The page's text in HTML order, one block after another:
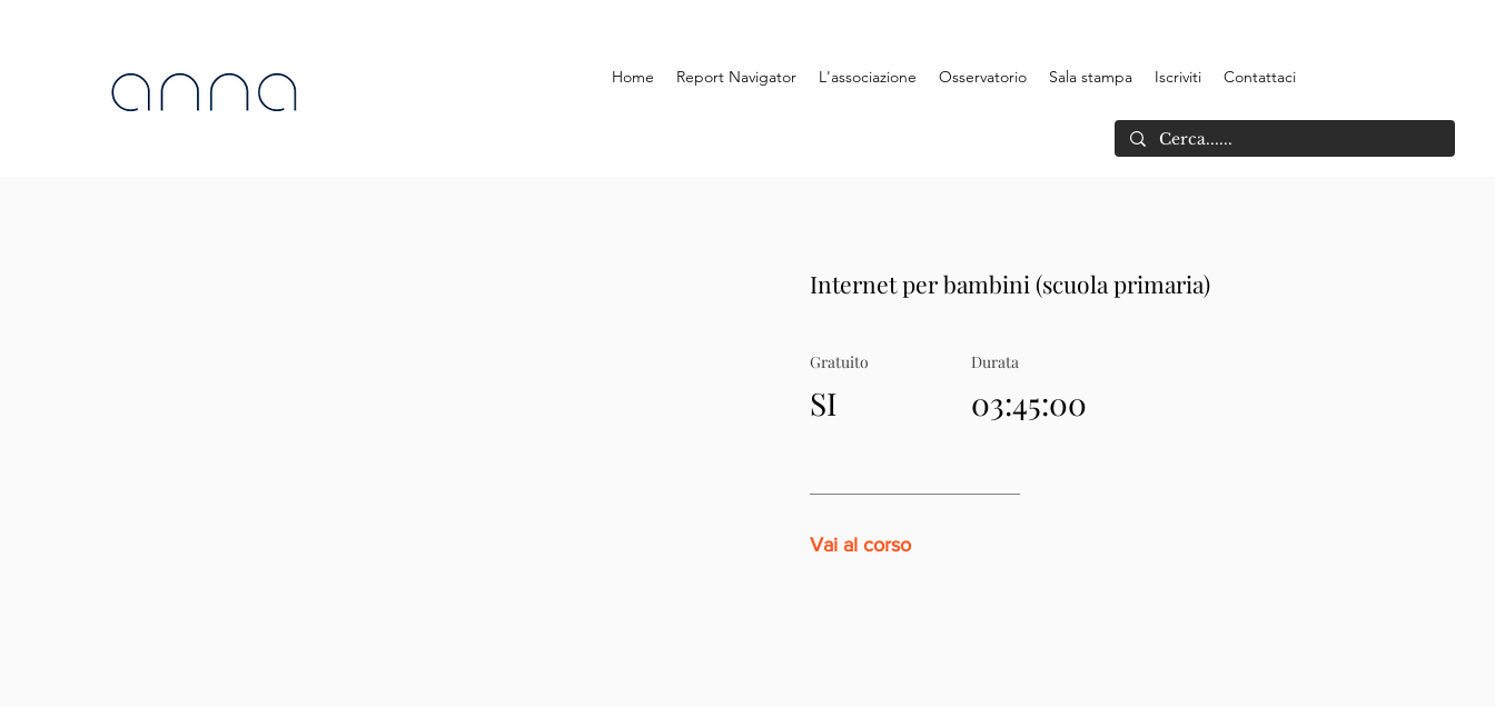
Home Report Navigator L'associazione Osservatorio Sala stampa Iscriviti Contattaci
Internet per bambini (scuola primaria)
Gratuito
SI
Durata
03:45:00
Vai al corso